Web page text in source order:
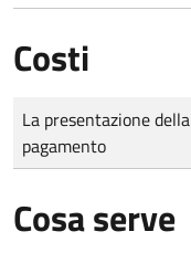
Costi
Tipo di pagamento
Importo
La presentazione
pagamento
Cosa serve